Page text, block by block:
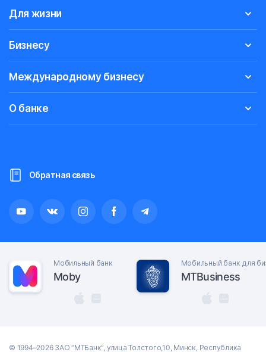
Для жизни
Бизнесу
Международному бизнесу
О банке
Обратная связь
Мобильный банк
Moby
Мобильный банк для
MTBusiness
© 1994–2026 ЗАО “МТБанк”, улица Толстого,10, Минск, Республика